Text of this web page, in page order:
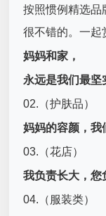
按照惯例精选品
很不错的。一起
妈妈和家，
永远是我们最坚
02.（护肤品）
妈妈的容颜，我
03.（花店）
我负责长大，您
04.（服装类）